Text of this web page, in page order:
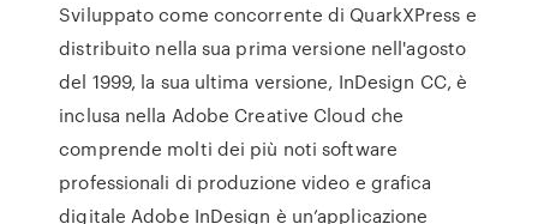
Sviluppato come concorrente di QuarkXPress e
distribuito nella sua prima versione nell'agosto
del 1999, la sua ultima versione, InDesign CC, è
inclusa nella Adobe Creative Cloud che
comprende molti dei più noti software
professionali di produzione video e grafica
digitale Adobe InDesign è un’applicazione